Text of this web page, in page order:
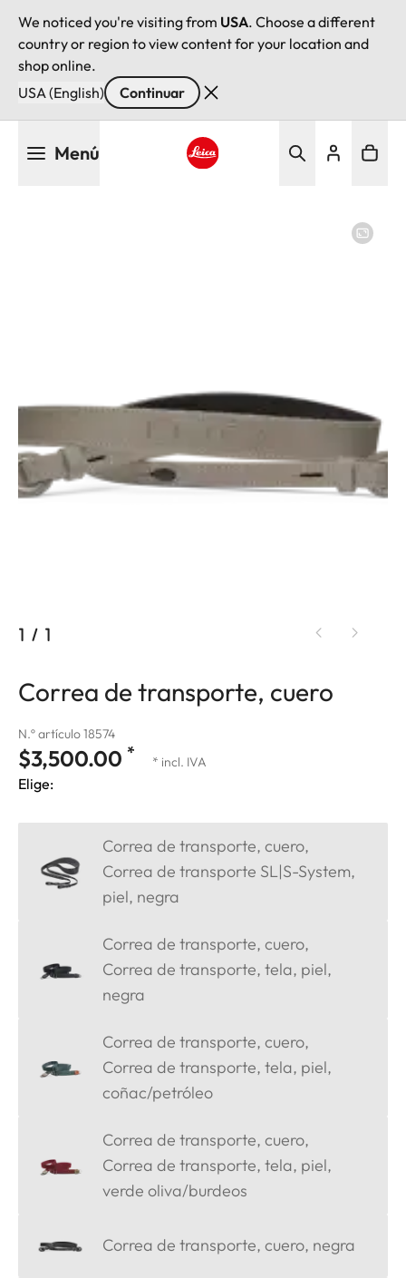
We noticed you're visiting from USA. Choose a different
country or region to view content for your location and
shop online.
USA (English)
Continuar
Menú
1 / 1
Correa de transporte, cuero
N.º artículo 18574
$3,500.00 * * incl. IVA
Elige:
Correa de transporte, cuero,
Correa de transporte SL|S-System,
piel, negra
Correa de transporte, cuero,
Correa de transporte, tela, piel,
negra
Correa de transporte, cuero,
Correa de transporte, tela, piel,
coñac/petróleo
Correa de transporte, cuero,
Correa de transporte, tela, piel,
verde oliva/burdeos
Correa de transporte, cuero, negra